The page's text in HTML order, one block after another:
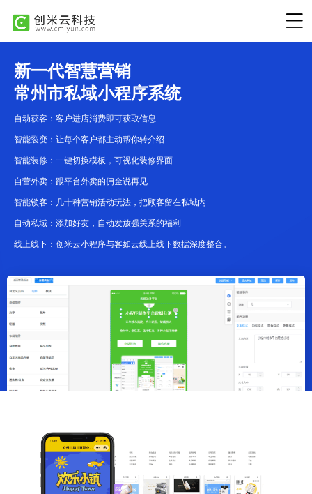
新一代智慧营销
常州市私域小程序系统
自动获客：客户进店消费即可获取信息
智能裂变：让每个客户都主动帮你转介绍
智能装修：一键切换模板，可视化装修界面
自营外卖：跟平台外卖的佣金说再见
智能锁客：几十种营销活动玩法，把顾客留在私域内
自动私域：添加好友，自动发放强关系的福利
线上线下：创米云小程序与客如云线上线下数据深度整合。